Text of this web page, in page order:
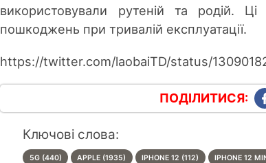
використовували рутеній та родій. Ці
пошкоджень при тривалій експлуатації.
https://twitter.com/laobaiTD/status/
ПОДІЛИТИСЯ:
Ключові слова:
5G (440) APPLE (1935) IPHONE 12 (112) IPHONE 12